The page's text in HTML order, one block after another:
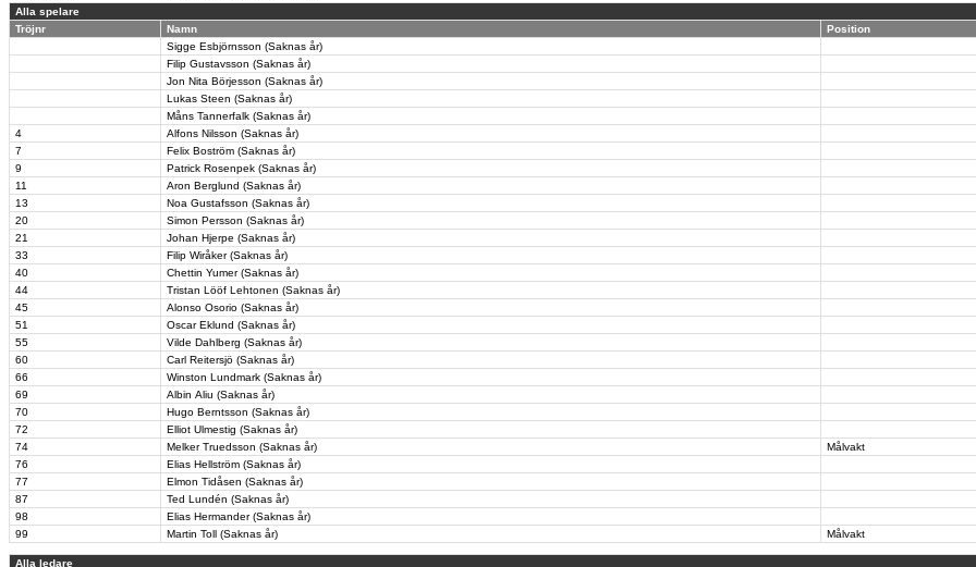
Alla spelare
Tröjnr
Namn
Position
Sigge Esbjörnsson (Saknas år)
Filip Gustavsson (Saknas år)
Jon Nita Börjesson (Saknas år)
Lukas Steen (Saknas år)
Måns Tannerfalk (Saknas år)
4
Alfons Nilsson (Saknas år)
7
Felix Boström (Saknas år)
9
Patrick Rosenpek (Saknas år)
11
Aron Berglund (Saknas år)
13
Noa Gustafsson (Saknas år)
20
Simon Persson (Saknas år)
21
Johan Hjerpe (Saknas år)
33
Filip Wiråker (Saknas år)
40
Chettin Yumer (Saknas år)
44
Tristan Lööf Lehtonen (Saknas år)
45
Alonso Osorio (Saknas år)
51
Oscar Eklund (Saknas år)
55
Vilde Dahlberg (Saknas år)
60
Carl Reitersjö (Saknas år)
66
Winston Lundmark (Saknas år)
69
Albin Aliu (Saknas år)
70
Hugo Berntsson (Saknas år)
72
Elliot Ulmestig (Saknas år)
74
Melker Truedsson (Saknas år)
Målvakt
76
Elias Hellström (Saknas år)
77
Elmon Tidåsen (Saknas år)
87
Ted Lundén (Saknas år)
98
Elias Hermander (Saknas år)
99
Martin Toll (Saknas år) Målvakt
Alla ledare